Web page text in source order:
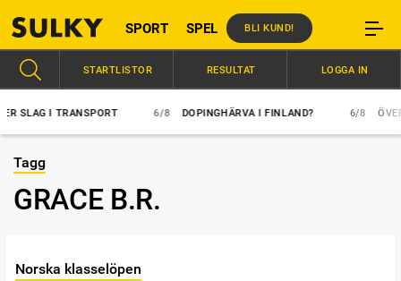
SPORT SPEL BLI KUND!
I TRANSPORT 6/8 DOPINGHÄRVA I FINLAND?
STARTLISTOR RESULTAT LOGGA IN
Tagg
GRACE B.R.
Norska klasselöpen